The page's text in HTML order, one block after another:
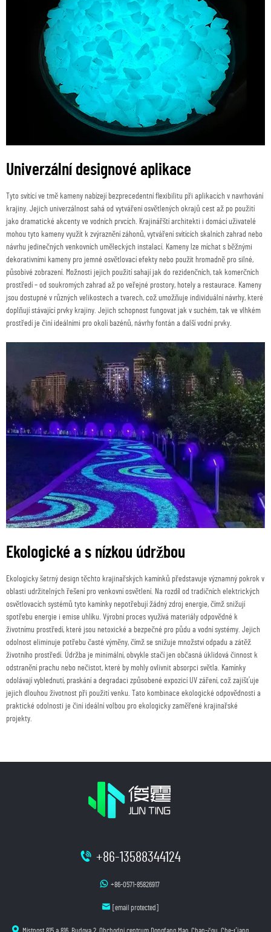
Univerzální designové aplikace
Tyto svítící ve tmě kameny nabízejí bezprecedentní flexibilitu při aplikacích v navrhování
krajiny. Jejich univerzálnost sahá od vytváření osvětlených okrajů cest až po použití
jako dramatické akcenty ve vodních prvcích. Krajinářští architekti i domácí uživatelé
mohou tyto kameny využít k zvýraznění záhonů, vytváření svítících skalních zahrad nebo
návrhu jedinečných venkovních uměleckých instalací. Kameny lze míchat s běžnými
dekorativními kameny pro jemné osvětlovací efekty nebo použít hromadně pro silné,
působivé zobrazení. Možnosti jejich použití sahají jak do rezidenčních, tak komerčních
prostředí – od soukromých zahrad až po veřejné prostory, hotely a restaurace. Kameny
jsou dostupné v různých velikostech a tvarech, což umožňuje individuální návrhy, které
doplňují stávající prvky krajiny. Jejich schopnost fungovat jak v suchém, tak ve vlhkém
prostředí je činí ideálními pro okolí bazénů, návrhy fontán a další vodní prvky.
Ekologické a s nízkou údržbou
Ekologicky šetrný design těchto krajinařských kamínků představuje významný pokrok v
oblasti udržitelných řešení pro venkovní osvětlení. Na rozdíl od tradičních elektrických
osvětlovacích systémů tyto kamínky nepotřebují žádný zdroj energie, čímž snižují
spotřebu energie i emise uhlíku. Výrobní proces využívá materiály odpovědné k
životnímu prostředí, které jsou netoxické a bezpečné pro půdu a vodní systémy. Jejich
odolnost eliminuje potřebu časté výměny, čímž se snižuje množství odpadu a zátěž
životního prostředí. Údržba je minimální, obvykle stačí jen občasná úklidová činnost k
odstranění prachu nebo nečistot, které by mohly ovlivnit absorpci světla. Kamínky
odolávají vyblednutí, praskání a degradaci způsobené expozicí UV záření, což zajišťuje
jejich dlouhou životnost při použití venku. Tato kombinace ekologické odpovědnosti a
praktické odolnosti je činí ideální volbou pro ekologicky zaměřené krajinařské
projekty.
+86-13588344124
+86-0571-85826917
[email protected]